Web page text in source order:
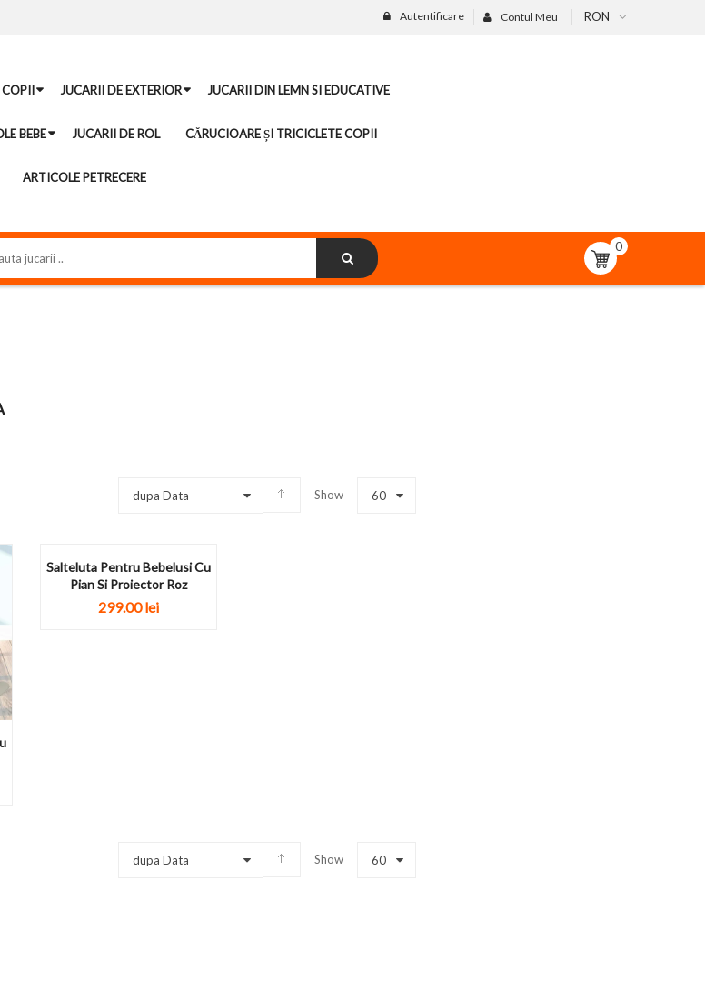
RON
Contul Meu
Autentificare
COPII JUCARII DE EXTERIOR JUCARII DIN LEMN SI EDUCATIVE
BEBE JUCARII DE ROL CĂRUCIOARE ȘI TRICICLETE COPII
ARTICOLE PETRECERE
0
dupa Data Show 60
Salteluta Pentru Bebelusi Cu
Pian Si Proiector Roz
299.00 lei
dupa Data Show 60